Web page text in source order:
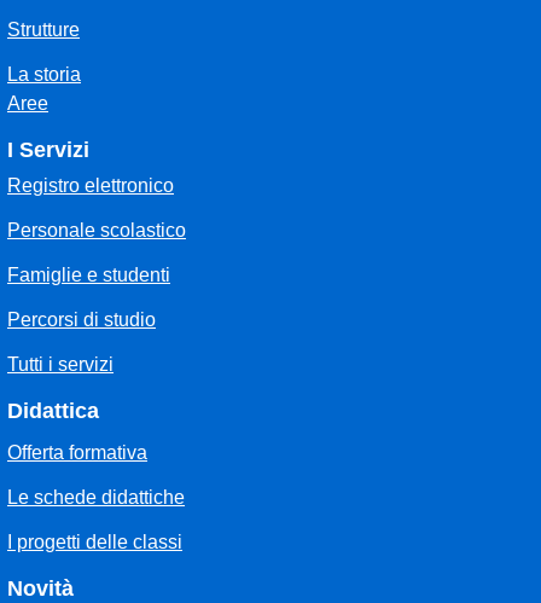
Strutture
La storia
Aree
I Servizi
Registro elettronico
Personale scolastico
Famiglie e studenti
Percorsi di studio
Tutti i servizi
Didattica
Offerta formativa
Le schede didattiche
I progetti delle classi
Novità